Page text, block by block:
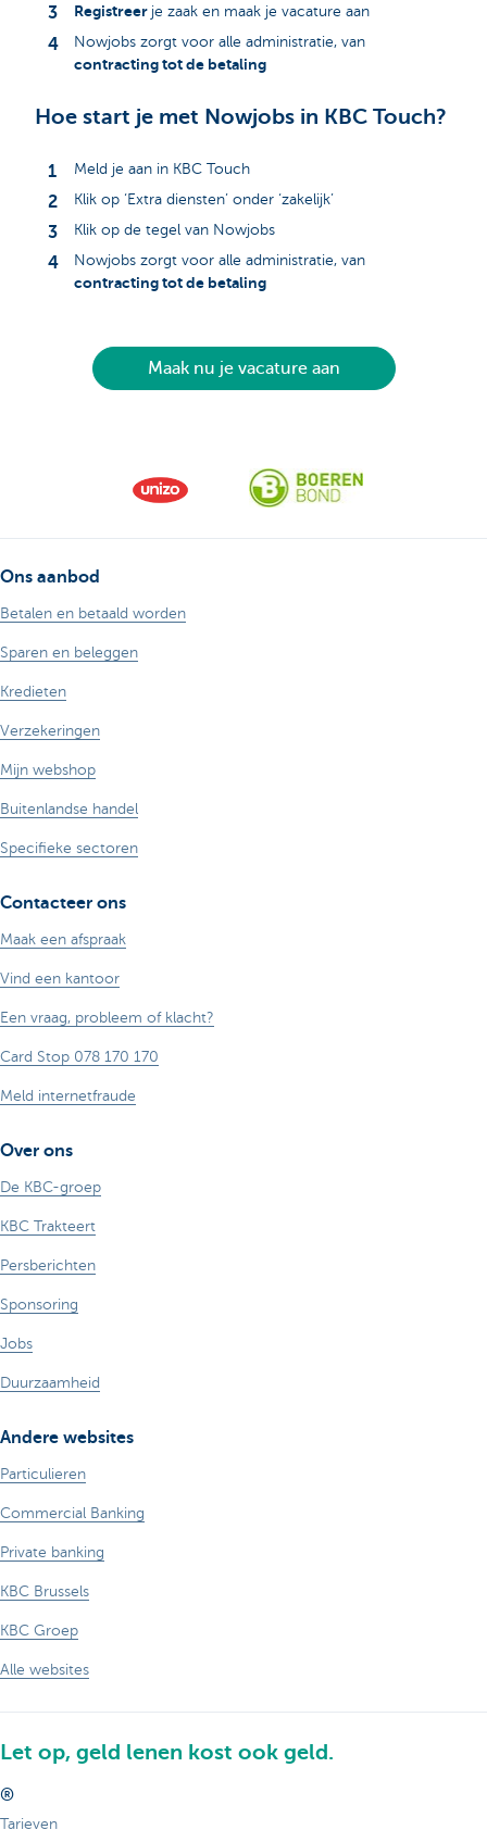
Registreer je zaak en maak je vacature aan
Nowjobs zorgt voor alle administratie, van
contracting tot de betaling
Hoe start je met Nowjobs in KBC Touch?
Meld je aan in KBC Touch
Klik op ‘Extra diensten’ onder ‘zakelijk’
Klik op de tegel van Nowjobs
Nowjobs zorgt voor alle administratie, van
contracting tot de betaling
Maak nu je vacature aan
Ons aanbod
Betalen en betaald worden
Sparen en beleggen
Kredieten
Verzekeringen
Mijn webshop
Buitenlandse handel
Specifieke sectoren
Contacteer ons
Maak een afspraak
Vind een kantoor
Een vraag, probleem of klacht?
Card Stop 078 170 170
Meld internetfraude
Over ons
De KBC-groep
KBC Trakteert
Persberichten
Sponsoring
Jobs
Duurzaamheid
Andere websites
Particulieren
Commercial Banking
Private banking
KBC Brussels
KBC Groep
Alle websites
Let op, geld lenen kost ook geld.
®
Tarieven